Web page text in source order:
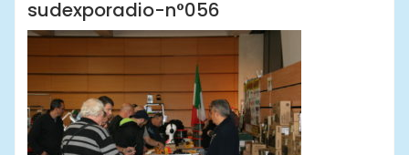
sudexporadio-n°056